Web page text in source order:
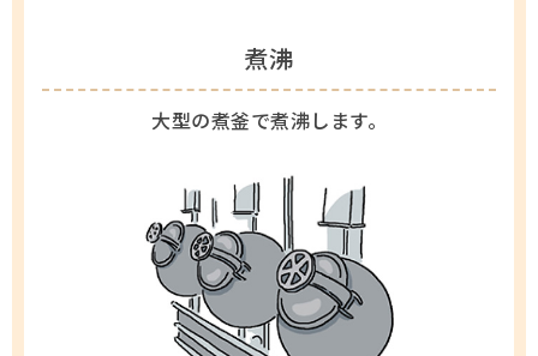
煮沸
大型の煮釜で煮沸します。